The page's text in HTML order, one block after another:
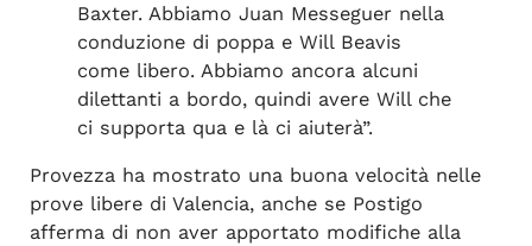
Baxter. Abbiamo Juan Messeguer nella
conduzione di poppa e Will Beavis
come libero. Abbiamo ancora alcuni
dilettanti a bordo, quindi avere Will che
ci supporta qua e là ci aiuterà”.
Provezza ha mostrato una buona velocità nelle
prove libere di Valencia, anche se Postigo
afferma di non aver apportato modifiche alla